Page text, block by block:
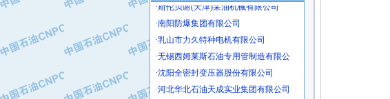
·南阳防爆集团有限公司
·乳山市力久特种电机有限公司
·无锡西姆莱斯石油专用管制造有限公
·沈阳全密封变压器股份有限公司
·河北华北石油天成实业集团有限公司
·特变电工股份有限公司